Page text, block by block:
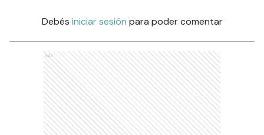
Debés iniciar sesión para poder comentar
Ads